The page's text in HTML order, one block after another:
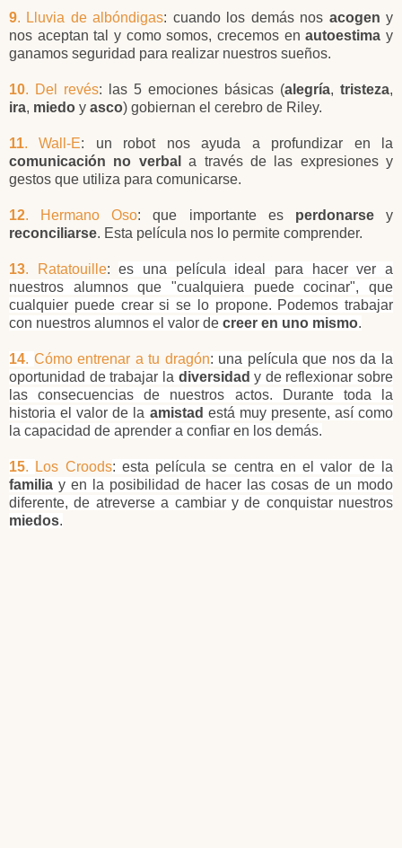
9. Lluvia de albóndigas: cuando los demás nos acogen y
nos aceptan tal y como somos, crecemos enautoestima y
ganamos seguridad para realizar nuestros sueños.
10. Del revés: las 5 emociones básicas (alegría, tristeza,
ira, miedo y asco) gobiernan el cerebro de Riley.
11. Wall-E: un robot nos ayuda a profundizar en la
comunicación no verbal
a través de las expresiones y
gestos que utiliza para comunicarse.
12. Hermano Oso: que importante es perdonarsey
reconciliarse. Esta película nos lo permite comprender.
13. Ratatouille:es una película ideal para hacer ver a
nuestros alumnos que "cualquiera puede cocinar", que
cualquier puede crear si se lo propone. Podemos trabajar
con nuestros alumnos el valor de creer en uno mismo.
14. Cómo entrenar a tu dragón: una película que nos da la
oportunidad de trabajar la diversidad y de reflexionar sobre
las consecuencias de nuestros actos. Durante toda la
historia el valor de la amistad está muy presente, así como
la capacidad de aprender a confiar en los demás.
15. Los Croods: esta película se centra en el valor de la
familia y en la posibilidad de hacer las cosas de un modo
diferente, de atreverse a cambiar y de conquistar nuestros
miedos.